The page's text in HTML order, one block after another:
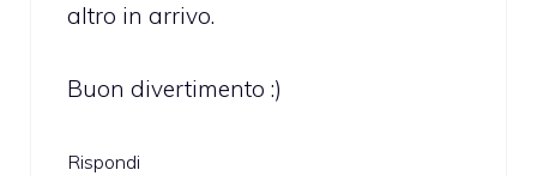
altro in arrivo.
Buon divertimento :)
Rispondi